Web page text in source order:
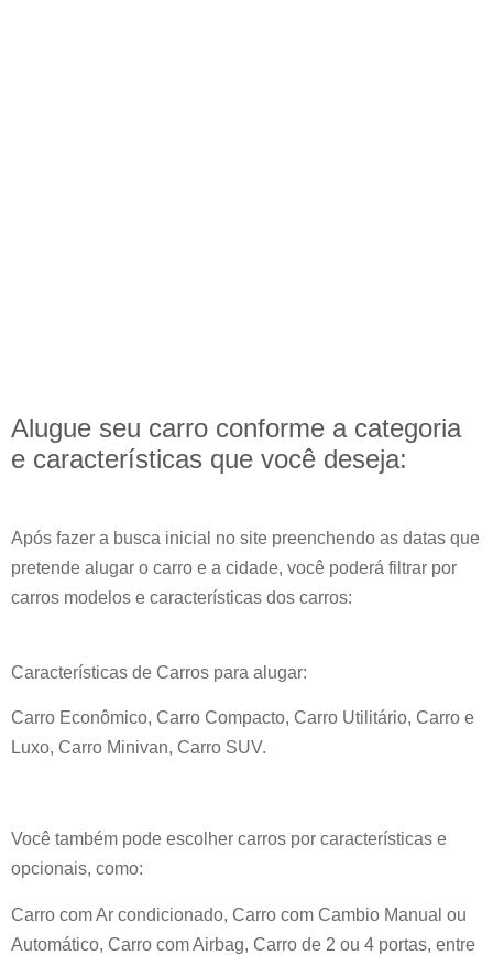
Alugue seu carro conforme a categoria
e características que você deseja:
Após fazer a busca inicial no site preenchendo as datas que
pretende alugar o carro e a cidade, você poderá filtrar por
carros modelos e características dos carros:
Características de Carros para alugar:
Carro Econômico, Carro Compacto, Carro Utilitário, Carro e
Luxo, Carro Minivan, Carro SUV.
Você também pode escolher carros por características e
opcionais, como:
Carro com Ar condicionado, Carro com Cambio Manual ou
Automático, Carro com Airbag, Carro de 2 ou 4 portas, entre